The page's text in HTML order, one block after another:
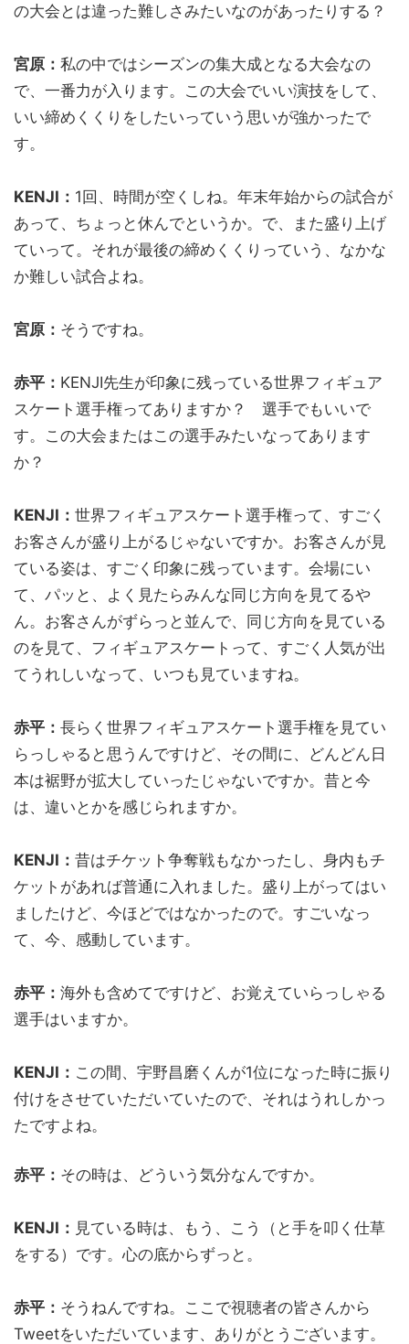
の大会とは違った難しさみたいなのがあったりする？
宮原： 私の中ではシーズンの集大成となる大会なの
で、一番力が入ります。この大会でいい演技をして、
いい締めくくりをしたいっていう思いが強かったで
す。
KENJI： 1回、時間が空くしね。年末年始からの試合が
あって、ちょっと休んでというか。で、また盛り上げ
ていって。それが最後の締めくくりっていう、なかな
か難しい試合よね。
宮原： そうですね。
赤平： KENJI先生が印象に残っている世界フィギュア
スケート選手権ってありますか？ 選手でもいいで
す。この大会またはこの選手みたいなってあります
か？
KENJI： 世界フィギュアスケート選手権って、すごく
お客さんが盛り上がるじゃないですか。お客さんが見
ている姿は、すごく印象に残っています。会場にい
て、パッと、よく見たらみんな同じ方向を見てるや
ん。お客さんがずらっと並んで、同じ方向を見ている
のを見て、フィギュアスケートって、すごく人気が出
てうれしいなって、いつも見ていますね。
赤平： 長らく世界フィギュアスケート選手権を見てい
らっしゃると思うんですけど、その間に、どんどん日
本は裾野が拡大していったじゃないですか。昔と今
は、違いとかを感じられますか。
KENJI： 昔はチケット争奪戦もなかったし、身内もチ
ケットがあれば普通に入れました。盛り上がってはい
ましたけど、今ほどではなかったので。すごいなっ
て、今、感動しています。
赤平： 海外も含めてですけど、お覚えていらっしゃる
選手はいますか。
KENJI： この間、宇野昌磨くんが1位になった時に振り
付けをさせていただいていたので、それはうれしかっ
たですよね。
赤平： その時は、どういう気分なんですか。
KENJI： 見ている時は、もう、こう（と手を叩く仕草
をする）です。心の底からずっと。
赤平： そうねんですね。ここで視聴者の皆さんから
Tweetをいただいています、ありがとうございます。